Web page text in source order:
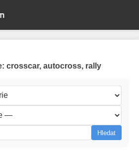
crosscar, autocross, rally
Hledat